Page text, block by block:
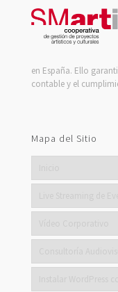
en España. Ello
contable y el
Mapa del Sitio